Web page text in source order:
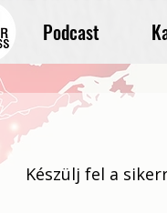
Podcast
Készülj fel a